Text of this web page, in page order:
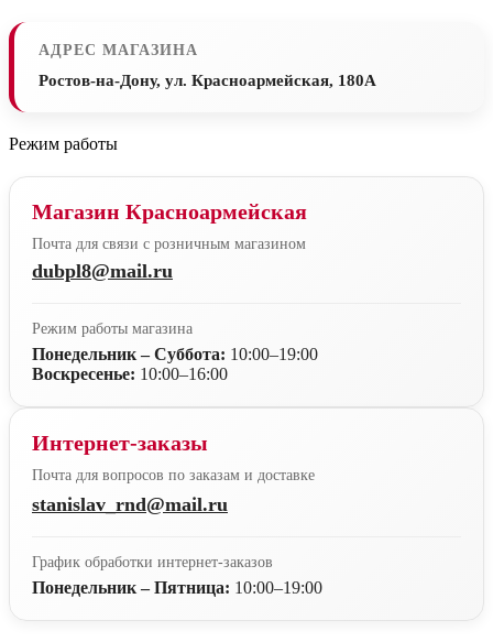
АДРЕС МАГАЗИНА
Ростов-на-Дону, ул. Красноармейская, 180А
Режим работы
Магазин Красноармейская
Почта для связи с розничным магазином
dubpl8@mail.ru
Режим работы магазина
Понедельник – Суббота: 10:00–19:00
Воскресенье: 10:00–16:00
Интернет-заказы
Почта для вопросов по заказам и доставке
stanislav_rnd@mail.ru
График обработки интернет-заказов
Понедельник – Пятница: 10:00–19:00